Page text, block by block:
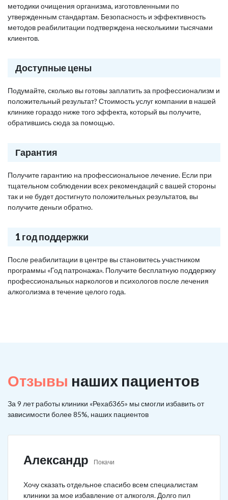
методики очищения организма, изготовленными по
утвержденным стандартам. Безопасность и эффективность
методов реабилитации подтверждена несколькими тысячами
клиентов.
Доступные цены
Подумайте, сколько вы готовы заплатить за профессионализм и
положительный результат? Стоимость услуг компании в нашей
клинике гораздо ниже того эффекта, который вы получите,
обратившись сюда за помощью.
Гарантия
Получите гарантию на профессиональное лечение. Если при
тщательном соблюдении всех рекомендаций с вашей стороны
так и не будет достигнуто положительных результатов, вы
получите деньги обратно.
1 год поддержки
После реабилитации в центре вы становитесь участником
программы «Год патронажа». Получите бесплатную поддержку
профессиональных наркологов и психологов после лечения
алкоголизма в течение целого года.
Отзывы наших пациентов
За 9 лет работы клиники «Рехаб365» мы смогли избавить от
зависимости более 85%, наших пациентов
Александр Покачи
Хочу сказать отдельное спасибо всем специалистам
клиники за мое избавление от алкоголя. Долго пил